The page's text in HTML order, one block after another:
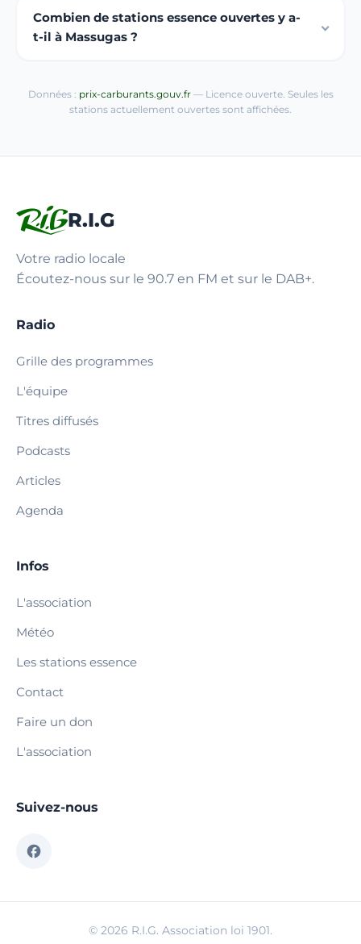
Combien de stations essence ouvertes y a-
t-il à Massugas ?
Données : prix-carburants.gouv.fr— Licence ouverte. Seules les
stations actuellement ouvertes sont affichées.
R.I.G
Votre radio locale
Écoutez-nous sur le 90.7 en FM et sur le DAB+.
Radio
Grille des programmes
L'équipe
Titres diffusés
Podcasts
Articles
Agenda
Infos
L'association
Météo
Les stations essence
Contact
Faire un don
L'association
Suivez-nous
© 2026 R.I.G. Association loi 1901.